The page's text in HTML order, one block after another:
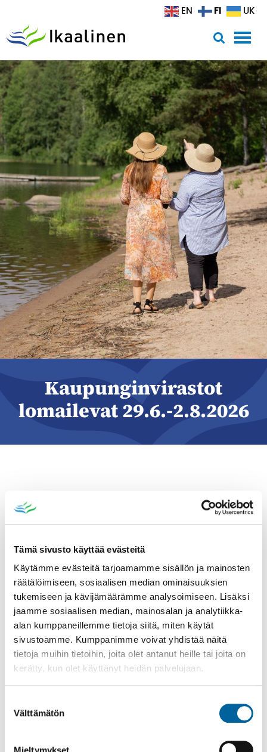
Tämä sivusto käyttää evästeitä
Käytämme evästeitä tarjoamamme sisällön ja mainosten
räätälöimiseen, sosiaalisen median ominaisuuksien
tukemiseen ja kävijämäärämme analysoimiseen. Lisäksi
jaamme sosiaalisen median, mainosalan ja analytiikka-
alan kumppaneillemme tietoja siitä, miten käytät
sivustoamme. Kumppanimme voivat yhdistää näitä
tietoja muihin tietoihin, joita olet antanut heille tai joita on
kerätty, kun olet käyttänyt heidän palvelujaan.
valinta
Välttämätön
Mieltymykset
Kaupunginvirastot
lomailevat 29.6.-2.8.2026
Ikaalisten kaupunginvirastot ovat kiinni 29.6.-
ja puhelinvaihde palvelevat koko kesälomakauden
ajan.
Tulosta
Löytyikö
sisällöstä
korjattavaa?
EN FI UK